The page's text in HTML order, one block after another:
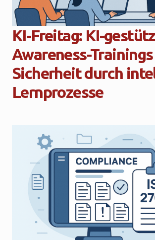
KI-Freitag: KI-
Awareness-
Sicherheit durch
Lernprozesse